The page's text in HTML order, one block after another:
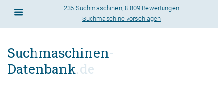
235 Suchmaschinen,8.809 Bewertungen
Suchmaschine vorschlagen
Suchmaschinen-
Datenbank.de